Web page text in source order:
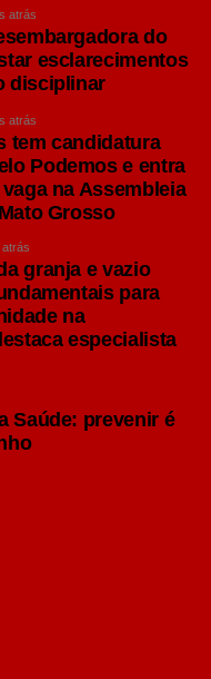
atrás
do
esclarecimentos
disciplinar
atrás
tem candidatura
Podemos e entra
na Assembleia
Grosso
atrás
granja e vazio
para
na
especialista
Saúde: prevenir é